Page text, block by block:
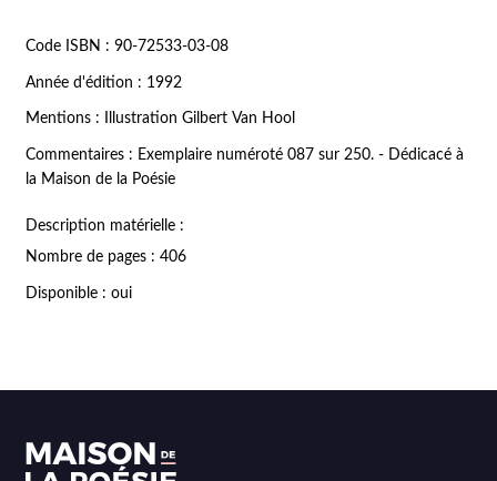
Code ISBN : 90-72533-03-08
Année d'édition : 1992
Mentions : Illustration Gilbert Van Hool
Commentaires : Exemplaire numéroté 087 sur 250. - Dédicacé à
la Maison de la Poésie
Description matérielle :
Nombre de pages : 406
Disponible : oui